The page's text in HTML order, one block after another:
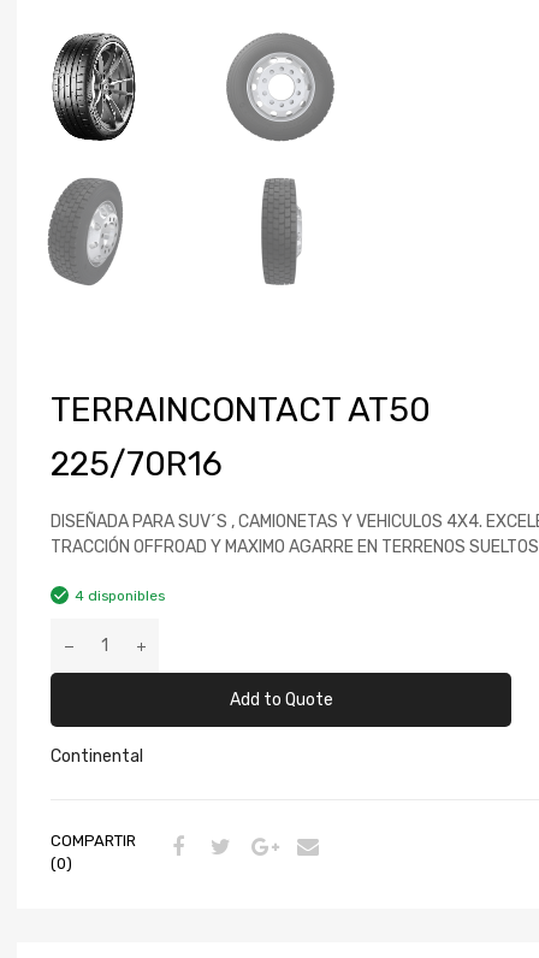
TERRAINCONTACT AT50
225/70R16
DISEÑADA PARA SUV´S , CAMIONETAS Y VEHICULOS 4X4.
TRACCIÓN OFFROAD Y MAXIMO AGARRE EN TERRENOS SUELTOS
4 disponibles
Add to Quote
Continental
COMPARTIR
(0)